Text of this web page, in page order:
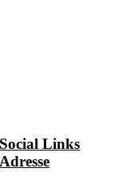
Social Links
Adresse